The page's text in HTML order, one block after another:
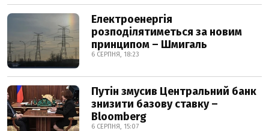
Електроенергія
розподілятиметься за новим
принципом – Шмигаль
6 СЕРПНЯ, 18:23
Путін змусив Центральний банк
знизити базову ставку –
Bloomberg
6 СЕРПНЯ, 15:07